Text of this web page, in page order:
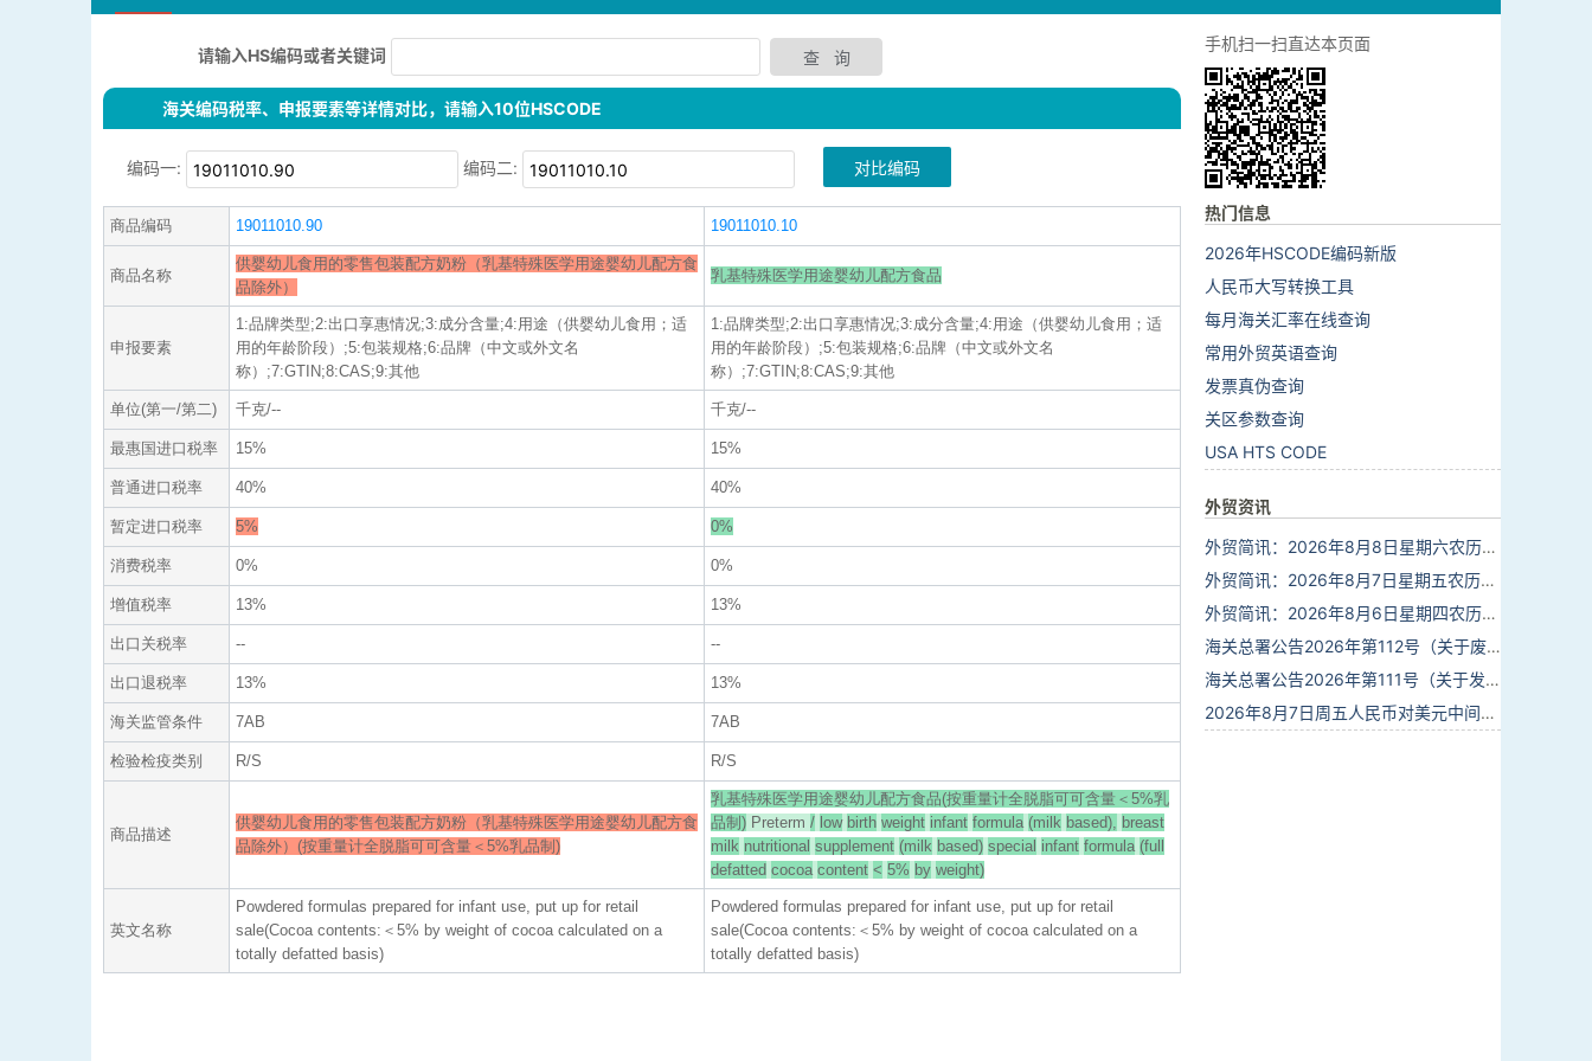
请输入HS编码或者关键词
海关编码税率、申报要素等详情对比，请输入10位HSCODE
编码一: 编码二: 对比编码
商品编码 19011010.90 19011010.10
商品名称
供婴幼儿食用的零售包装配方奶粉（乳基特殊医学用途婴幼儿配方食
品除外）
乳基特殊医学用途婴幼儿配方食品
申报要素
1:品牌类型;2:出口享惠情况;3:成分含量;4:用途（供婴幼儿食用；适
用的年龄阶段）;5:包装规格;6:品牌（中文或外文名
称）;7:GTIN;8:CAS;9:其他
1:品牌类型;2:出口享惠情况;3:成分含量;4:用途（供婴幼儿食用；适
用的年龄阶段）;5:包装规格;6:品牌（中文或外文名
称）;7:GTIN;8:CAS;9:其他
单位(第一/第二) 千克/-- 千克/--
最惠国进口税率 15% 15%
普通进口税率 40% 40%
暂定进口税率 5% 0%
消费税率 0% 0%
增值税率 13% 13%
出口关税率 -- --
出口退税率 13% 13%
海关监管条件 7AB 7AB
检验检疫类别 R/S R/S
商品描述
供婴幼儿食用的零售包装配方奶粉（乳基特殊医学用途婴幼儿配方食
品除外）(按重量计全脱脂可可含量＜5%乳品制)
乳基特殊医学用途婴幼儿配方食品(按重量计全脱脂可可含量＜5%乳
品制) Preterm / low birth weight infant formula (milk based), breast
milk nutritional supplement (milk based) special infant formula (full
defatted cocoa content < 5% by weight)
英文名称
Powdered formulas prepared for infant use, put up for retail
sale(Cocoa contents:＜5% by weight of cocoa calculated on a
totally defatted basis)
Powdered formulas prepared for infant use, put up for retail
sale(Cocoa contents:＜5% by weight of cocoa calculated on a
totally defatted basis)
手机扫一扫直达本页面
热门信息
2026年HSCODE编码新版
人民币大写转换工具
每月海关汇率在线查询
常用外贸英语查询
发票真伪查询
关区参数查询
USA HTS CODE
外贸资讯
外贸简讯：2026年8月8日星期六农历六月廿六
外贸简讯：2026年8月7日星期五农历六月廿五
外贸简讯：2026年8月6日星期四农历六月廿四
海关总署公告2026年第112号（关于废止部分卫生检疫类规范性文件的公告）
海关总署公告2026年第111号（关于发布《进出境动植物检疫处理监督管理工作规定》《进出境卫生处理监督管理工作规定》的公告）
2026年8月7日周五人民币对美元中间价报6.7904调贬9个基点